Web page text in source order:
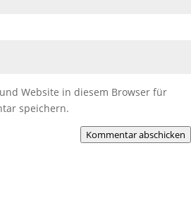
Website in diesem Browser für
speichern.
Kommentar abschicken